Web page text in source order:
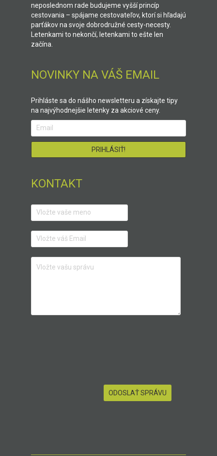
neposlednom rade budujeme vyšší princíp
cestovania – spájame cestovateľov, ktorí si hľadajú
parťákov na svoje dobrodružné cesty-necesty.
Letenkami to nekončí, letenkami to ešte len
začína.
NOVINKY NA VÁŠ EMAIL
Prihláste sa do nášho newsletteru a získajte tipy
na najvýhodnejšie letenky za akciové ceny.
KONTAKT